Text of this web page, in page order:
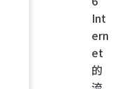
Int
ern
et
的